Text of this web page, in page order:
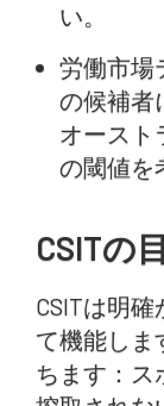
い。
労働市場
の候補者
オースト
の閾値を
CSITの
CSITは明
て機能しま
ちます：ス